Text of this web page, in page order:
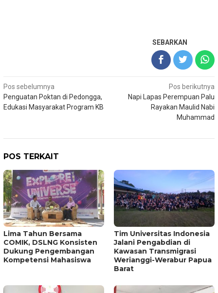
SEBARKAN
Navigasi
pos
Pos sebelumnya
Penguatan Poktan di Pedongga,
Edukasi Masyarakat Program KB
Pos berikutnya
Napi Lapas Perempuan Palu
Rayakan Maulid Nabi
Muhammad
POS TERKAIT
Lima Tahun Bersama
COMIK, DSLNG Konsisten
Dukung Pengembangan
Kompetensi Mahasiswa
Tim Universitas Indonesia
Jalani Pengabdian di
Kawasan Transmigrasi
Werianggi-Werabur Papua
Barat